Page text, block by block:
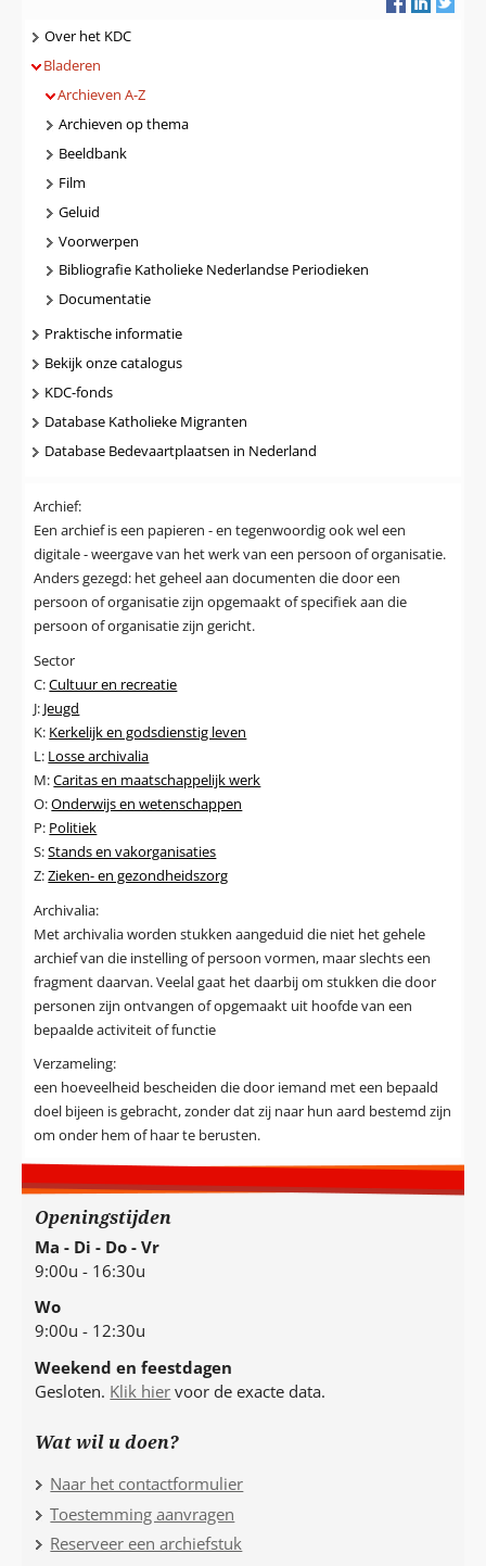
Navigatie
Over het KDC
Bladeren
Archieven A-Z
Archieven op thema
Beeldbank
Film
Geluid
Voorwerpen
Bibliografie Katholieke Nederlandse Periodieken
Documentatie
Praktische informatie
Bekijk onze catalogus
KDC-fonds
Database Katholieke Migranten
Database Bedevaartplaatsen in Nederland
Archief:
Een archief is een papieren - en tegenwoordig ook wel een
digitale - weergave van het werk van een persoon of organisatie.
Anders gezegd: het geheel aan documenten die door een
persoon of organisatie zijn opgemaakt of specifiek aan die
persoon of organisatie zijn gericht.
Sector
C:Cultuur en recreatie
J: Jeugd
K: Kerkelijk en godsdienstig leven
L: Losse archivalia
M:Caritas en maatschappelijk werk
O:Onderwijs en wetenschappen
P: Politiek
S:Stands en vakorganisaties
Z:Zieken- en gezondheidszorg
Archivalia:
Met archivalia worden stukken aangeduid die niet het gehele
archief van die instelling of persoon vormen, maar slechts een
fragment daarvan. Veelal gaat het daarbij om stukken die door
personen zijn ontvangen of opgemaakt uit hoofde van een
bepaalde activiteit of functie
Verzameling:
een hoeveelheid bescheiden die door iemand met een bepaald
doel bijeen is gebracht, zonder dat zij naar hun aard bestemd zijn
om onder hem of haar te berusten.
Openingstijden
Ma - Di - Do - Vr
9:00u - 16:30u
Wo
9:00u - 12:30u
Weekend en feestdagen
Gesloten. Klik hier voor de exacte data.
Wat wil u doen?
Naar het contactformulier
Toestemming aanvragen
Reserveer een archiefstuk